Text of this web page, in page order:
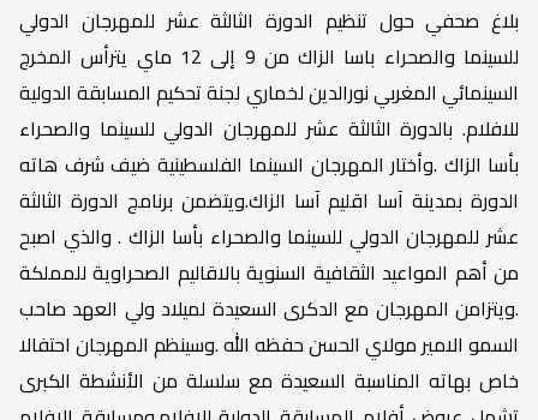
بلاغ صحفي حول تنظيم الدورة الثالثة عشر للمهرجان الدولي
للسينما والصحراء باسا الزاك من 9 إلى 12 ماي يترأس المخرج
السينمائي المغربي نورالدين لخماري لجنة تحكيم المسابقة الدولية
للافلام. بالدورة الثالثة عشر للمهرجان الدولي للسينما والصحراء
بأسا الزاك .وأختار المهرجان السينما الفلسطينية ضيف شرف هاته
الدورة بمدينة آسا اقليم آسا الزاك.ويتضمن برنامج الدورة الثالثة
عشر للمهرجان الدولي للسينما والصحراء بأسا الزاك . والذي اصبح
من أهم المواعيد الثقافية السنوية بالاقاليم الصحراوية للمملكة
.ويتزامن المهرجان مع الدكرى السعيدة لميلاد ولي العهد صاحب
السمو الامير مولاي الحسن حفظه الله .وسينظم المهرجان احتفالا
خاص بهاته المناسبة السعيدة مع سلسلة من الأنشطة الكبرى